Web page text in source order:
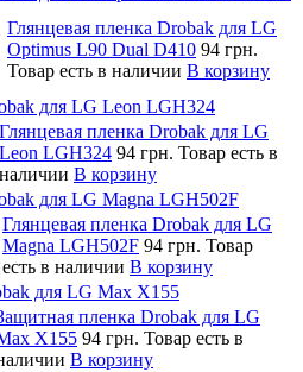
Глянцевая пленка Drobak для LG
Optimus L90 Dual D410 94 грн.
Товар есть в наличии В корзину
для LG Leon LGH324
Глянцевая пленка Drobak для LG
Leon LGH324 94 грн. Товар есть в
наличии В корзину
для LG Magna LGH502F
Глянцевая пленка Drobak для LG
Magna LGH502F 94 грн. Товар
есть в наличии В корзину
для LG Max X155
пленка Drobak для LG
X155 94 грн. Товар есть в
В корзину